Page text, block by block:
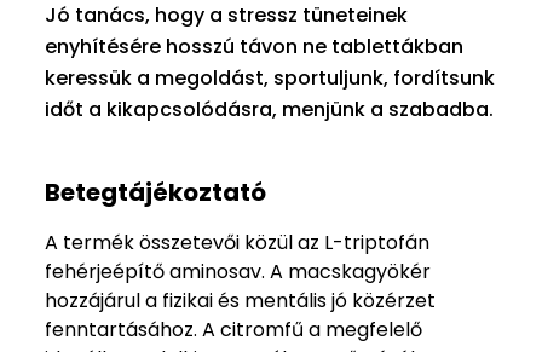
Jó tanács, hogy a stressz tüneteinek
enyhítésére hosszú távon ne tablettákban
keressük a megoldást, sportuljunk, fordítsunk
időt a kikapcsolódásra, menjünk a szabadba.
Betegtájékoztató
A termék összetevői közül az L-triptofán
fehérjeépítő aminosav. A macskagyökér
hozzájárul a fizikai és mentális jó közérzet
fenntartásához. A citromfű a megfelelő